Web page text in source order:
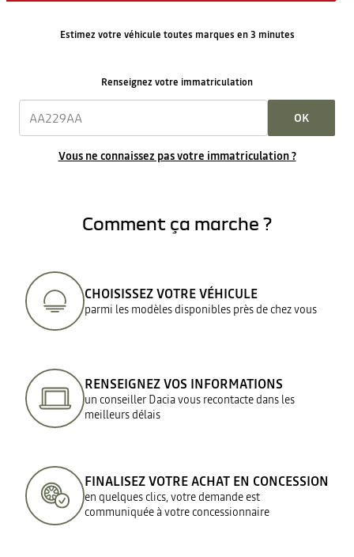
Estimez votre véhicule toutes marques en 3 minutes
Renseignez votre immatriculation
OK
Vous ne connaissez pas votre immatriculation ?
Comment ça marche ?
CHOISISSEZ VOTRE VÉHICULE
parmi les modèles disponibles près de chez vous
RENSEIGNEZ VOS INFORMATIONS
un conseiller Dacia vous recontacte dans les
meilleurs délais
FINALISEZ VOTRE ACHAT EN CONCESSION
en quelques clics, votre demande est
communiquée à votre concessionnaire